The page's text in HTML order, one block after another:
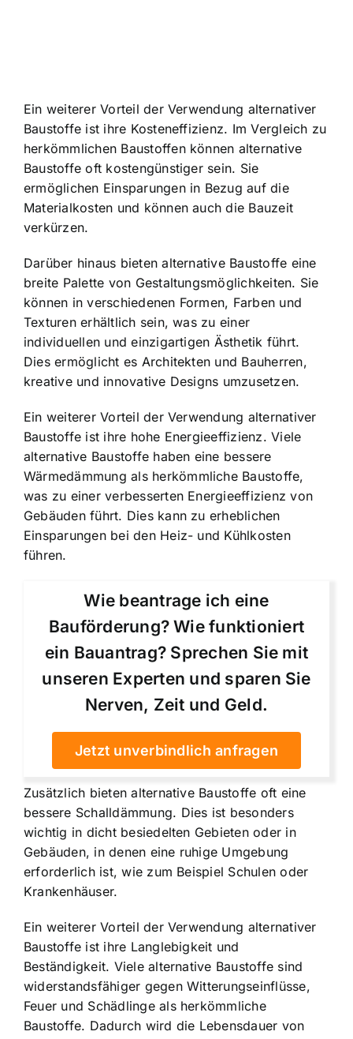
Ein weiterer Vorteil der Verwendung alternativer
Baustoffe ist ihre Kosteneffizienz. Im Vergleich zu
herkömmlichen Baustoffen können alternative
Baustoffe oft kostengünstiger sein. Sie
ermöglichen Einsparungen in Bezug auf die
Materialkosten und können auch die Bauzeit
verkürzen.
Darüber hinaus bieten alternative Baustoffe eine
breite Palette von Gestaltungsmöglichkeiten. Sie
können in verschiedenen Formen, Farben und
Texturen erhältlich sein, was zu einer
individuellen und einzigartigen Ästhetik führt.
Dies ermöglicht es Architekten und Bauherren,
kreative und innovative Designs umzusetzen.
Ein weiterer Vorteil der Verwendung alternativer
Baustoffe ist ihre hohe Energieeffizienz. Viele
alternative Baustoffe haben eine bessere
Wärmedämmung als herkömmliche Baustoffe,
was zu einer verbesserten Energieeffizienz von
Gebäuden führt. Dies kann zu erheblichen
Einsparungen bei den Heiz- und Kühlkosten
führen.
Wie beantrage ich eine
Bauförderung? Wie funktioniert
ein Bauantrag? Sprechen Sie mit
unseren Experten und sparen Sie
Nerven, Zeit und Geld.
Jetzt unverbindlich anfragen
Zusätzlich bieten alternative Baustoffe oft eine
bessere Schalldämmung. Dies ist besonders
wichtig in dicht besiedelten Gebieten oder in
Gebäuden, in denen eine ruhige Umgebung
erforderlich ist, wie zum Beispiel Schulen oder
Krankenhäuser.
Ein weiterer Vorteil der Verwendung alternativer
Baustoffe ist ihre Langlebigkeit und
Beständigkeit. Viele alternative Baustoffe sind
widerstandsfähiger gegen Witterungseinflüsse,
Feuer und Schädlinge als herkömmliche
Baustoffe. Dadurch wird die Lebensdauer von